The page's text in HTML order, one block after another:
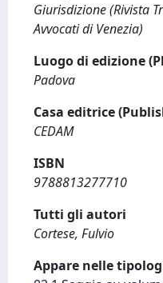
Giurisdizione (Rivista
Avvocati di Venezia)
Luogo di edizione
Padova
Casa editrice
CEDAM
ISBN
9788813277710
Tutti gli autori
Cortese, Fulvio
Appare nelle